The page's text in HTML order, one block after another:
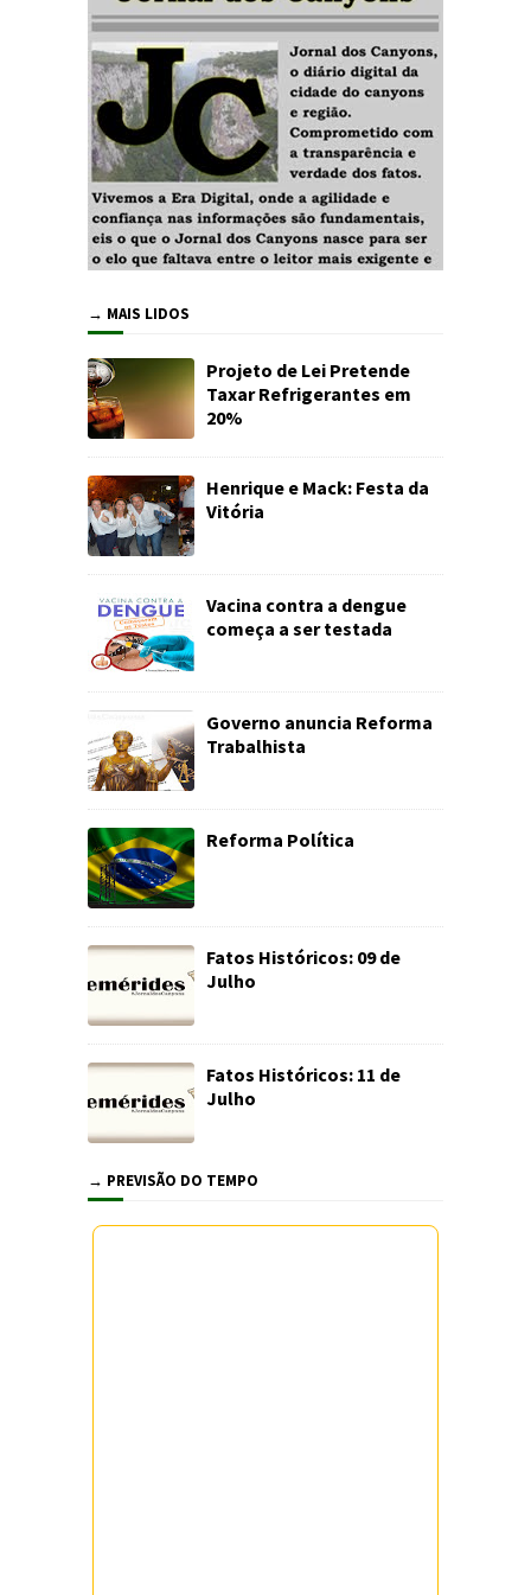
→ MAIS LIDOS
Projeto de Lei Pretende
Taxar Refrigerantes em
20%
Henrique e Mack: Festa da
Vitória
Vacina contra a dengue
começa a ser testada
Governo anuncia Reforma
Trabalhista
Reforma Política
Fatos Históricos: 09 de
Julho
Fatos Históricos: 11 de
Julho
→ PREVISÃO DO TEMPO